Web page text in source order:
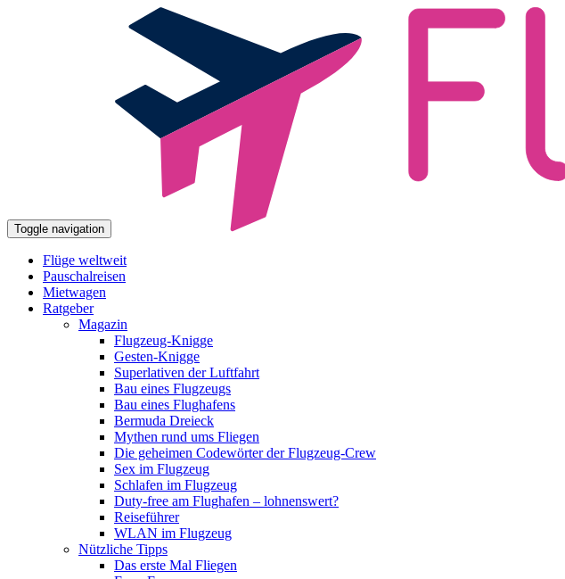
Toggle navigation
Flüge weltweit
Pauschalreisen
Mietwagen
Ratgeber
Magazin
Flugzeug-Knigge
Gesten-Knigge
Superlativen der Luftfahrt
Bau eines Flugzeugs
Bau eines Flughafens
Bermuda Dreieck
Mythen rund ums Fliegen
Die geheimen Codewörter der Flugzeug-Crew
Sex im Flugzeug
Schlafen im Flugzeug
Duty-free am Flughafen – lohnenswert?
Reiseführer
WLAN im Flugzeug
Nützliche Tipps
Das erste Mal Fliegen